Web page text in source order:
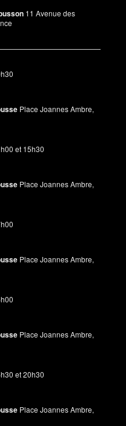
11 Avenue des
Place Joannes Ambre,
et 15h30
Place Joannes Ambre,
Place Joannes Ambre,
Place Joannes Ambre,
et20h30
Place Joannes Ambre,